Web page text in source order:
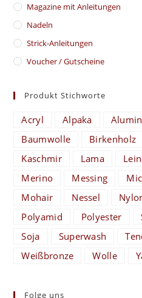
Magazine mit Anleitungen
Nadeln
Strick-Anleitungen
Voucher / Gutscheine
Produkt Stichworte
Acryl Alpaka
Baumwolle
Birkenholz
Kaschmir
Lama
Merino
Messing
Mohair
Nessel
Polyamid
Polyester
Soja
Superwash
Weißbronze
Wolle
Folge uns